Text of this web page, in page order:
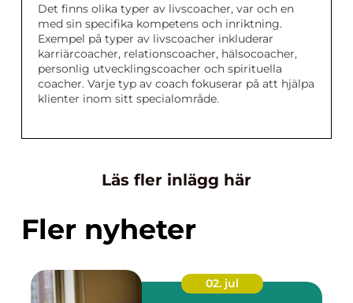
Det finns olika typer av livscoacher, var och en
med sin specifika kompetens och inriktning.
Exempel på typer av livscoacher inkluderar
karriärcoacher, relationscoacher, hälsocoacher,
personlig utvecklingscoacher och spirituella
coacher. Varje typ av coach fokuserar på att hjälpa
klienter inom sitt specialområde.
Läs fler inlägg här
Fler nyheter
02. jul